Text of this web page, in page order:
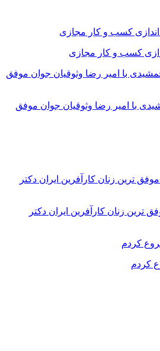
کسب و کار مجازی
با امیر رضا وثوقیان جوان موفق
ترین زنان کارآفرین ایران دکتر
کردم